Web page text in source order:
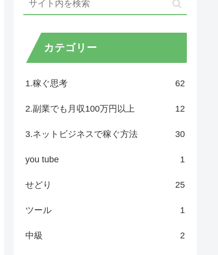
カテゴリー
1.稼ぐ思考 62
2.副業でも月収100万円以上 12
3.ネットビジネスで稼ぐ方法 30
you tube 1
せどり 25
ツール 1
中級 2